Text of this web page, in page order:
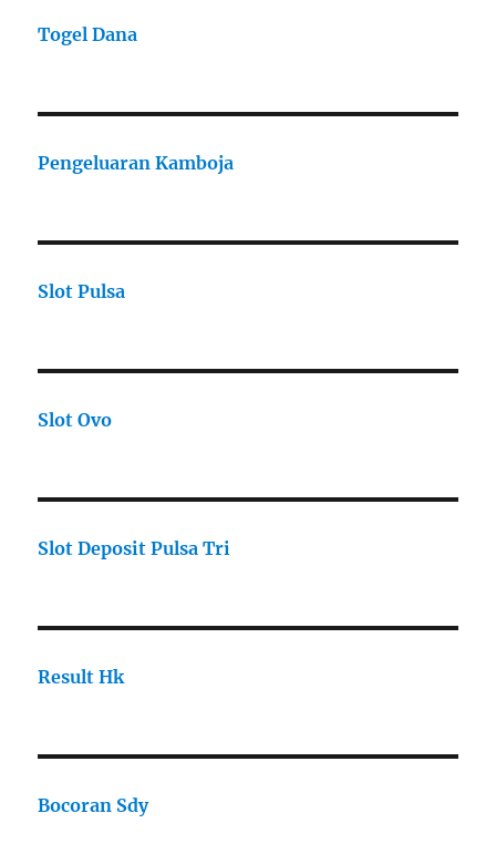
Togel Dana
Pengeluaran Kamboja
Slot Pulsa
Slot Ovo
Slot Deposit Pulsa Tri
Result Hk
Bocoran Sdy